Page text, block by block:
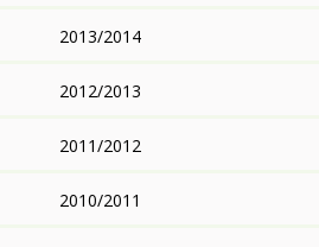
2013/2014
2012/2013
2011/2012
2010/2011